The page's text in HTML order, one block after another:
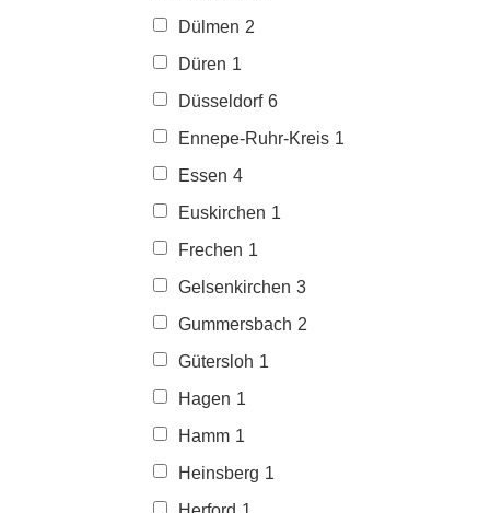
Dülmen 2
Düren 1
Düsseldorf 6
Ennepe-Ruhr-Kreis 1
Essen 4
Euskirchen 1
Frechen 1
Gelsenkirchen 3
Gummersbach 2
Gütersloh 1
Hagen 1
Hamm 1
Heinsberg 1